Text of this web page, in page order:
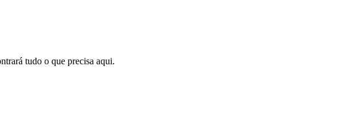
tudo o que precisa aqui.